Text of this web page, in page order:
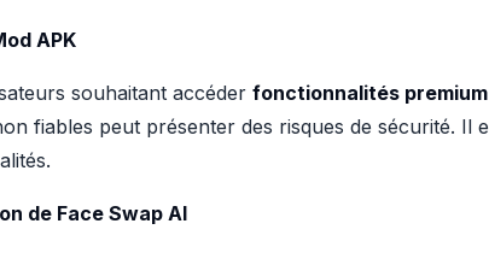
APK
souhaitant accéder fonctionnalités
fiables peut présenter des risques de sécurité.
de Face Swap AI